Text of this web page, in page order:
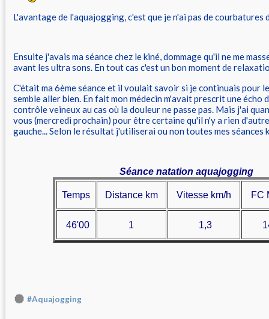
L'avantage de l'aquajogging, c'est que je n'ai pas de courbatures
Ensuite j'avais ma séance chez le kiné, dommage qu'il ne me
avant les ultra sons. En tout cas c'est un bon moment de
C'était ma 6ème séance et il voulait savoir si je continuais pour
semble aller bien. En fait mon médecin m'avait prescrit une écho
contrôle veineux au cas où la douleur ne passe pas. Mais j'ai
vous (mercredi prochain) pour être certaine qu'il n'y a rien
gauche... Selon le résultat j'utiliserai ou non toutes mes séances
Séance natation aquajogging
Temps Distance km Vitesse km/h FC
46'00 1 1,3
#Aquajogging